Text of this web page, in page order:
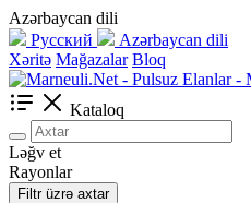
Azərbaycan dili
Русский
Azərbaycan dili
Xəritə Mağazalar Bloq
Kataloq
Ləğv et
Rayonlar
Filtr üzrə axtar